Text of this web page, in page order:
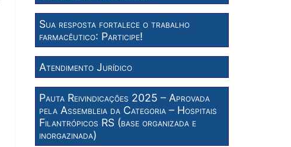
Sua resposta fortalece o trabalho
farmacêutico: Participe!
Atendimento Jurídico
Pauta Reivindicações 2025 – Aprovada
pela Assembleia da Categoria – Hospitais
Filantrópicos RS (base organizada e
inorgazinada)